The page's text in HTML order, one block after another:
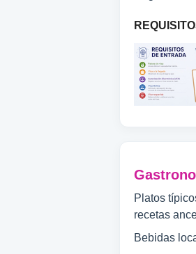
Platos
recetas
Bebidas